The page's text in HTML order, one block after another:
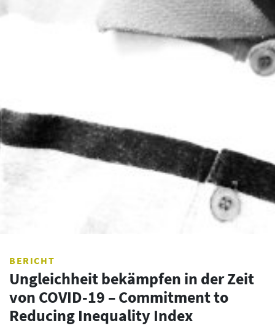
BERICHT
Ungleichheit bekämpfen in der Zeit
von COVID-19 – Commitment to
Reducing Inequality Index